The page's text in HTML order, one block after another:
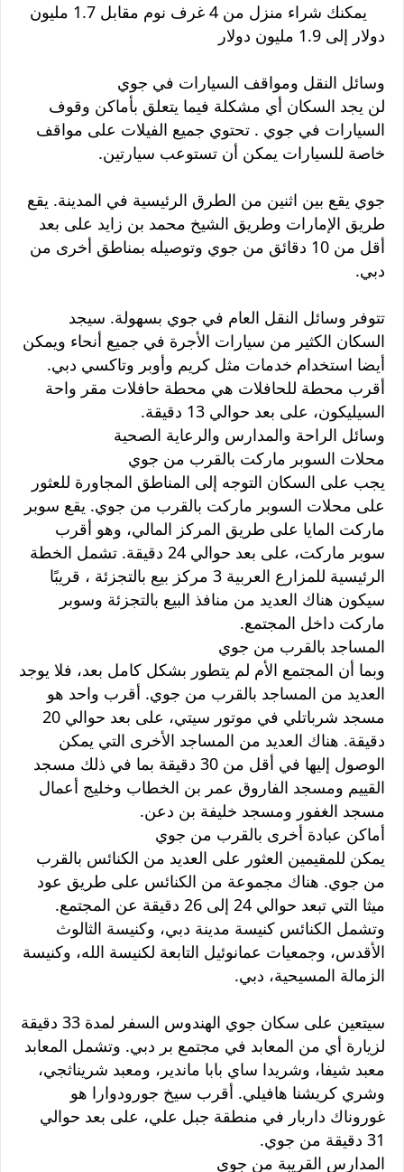
يمكنك شراء منزل من 4 غرف نوم مقابل 1.7 مليون
دولار إلى 1.9 مليون دولار
وسائل النقل ومواقف السيارات في جوي
لن يجد السكان أي مشكلة فيما يتعلق بأماكن وقوف
السيارات في جوي . تحتوي جميع الفيلات على مواقف
خاصة للسيارات يمكن أن تستوعب سيارتين.
جوي يقع بين اثنين من الطرق الرئيسية في المدينة. يقع
طريق الإمارات وطريق الشيخ محمد بن زايد على بعد
أقل من 10 دقائق من جوي وتوصيله بمناطق أخرى من
دبي.
تتوفر وسائل النقل العام في جوي بسهولة. سيجد
السكان الكثير من سيارات الأجرة في جميع أنحاء ويمكن
أيضا استخدام خدمات مثل كريم وأوبر وتاكسي دبي.
أقرب محطة للحافلات هي محطة حافلات مقر واحة
السيليكون، على بعد حوالي 13 دقيقة.
وسائل الراحة والمدارس والرعاية الصحية
محلات السوبر ماركت بالقرب من جوي
يجب على السكان التوجه إلى المناطق المجاورة للعثور
على محلات السوبر ماركت بالقرب من جوي. يقع سوبر
ماركت المايا على طريق المركز المالي، وهو أقرب
سوبر ماركت، على بعد حوالي 24 دقيقة. تشمل الخطة
الرئيسية للمزارع العربية 3 مركز بيع بالتجزئة ، قريبًا
سيكون هناك العديد من منافذ البيع بالتجزئة وسوبر
ماركت داخل المجتمع.
المساجد بالقرب من جوي
وبما أن المجتمع الأم لم يتطور بشكل كامل بعد، فلا يوجد
العديد من المساجد بالقرب من جوي. أقرب واحد هو
مسجد شرباتلي في موتور سيتي، على بعد حوالي 20
دقيقة. هناك العديد من المساجد الأخرى التي يمكن
الوصول إليها في أقل من 30 دقيقة بما في ذلك مسجد
القييم ومسجد الفاروق عمر بن الخطاب وخليج أعمال
مسجد الغفور ومسجد خليفة بن دعن.
أماكن عبادة أخرى بالقرب من جوي
يمكن للمقيمين العثور على العديد من الكنائس بالقرب
من جوي. هناك مجموعة من الكنائس على طريق عود
ميثا التي تبعد حوالي 24 إلى 26 دقيقة عن المجتمع.
وتشمل الكنائس كنيسة مدينة دبي، وكنيسة الثالوث
الأقدس، وجمعيات عمانوئيل التابعة لكنيسة الله، وكنيسة
الزمالة المسيحية، دبي.
سيتعين على سكان جوي الهندوس السفر لمدة 33 دقيقة
لزيارة أي من المعابد في مجتمع بر دبي. وتشمل المعابد
معبد شيفا، وشريدا ساي بابا ماندير، ومعبد شريناثجي،
وشري كريشنا هافيلي. أقرب سيخ جورودوارا هو
غوروناك داربار في منطقة جبل علي، على بعد حوالي
31 دقيقة من جوي.
المدارس القريبة من جوي